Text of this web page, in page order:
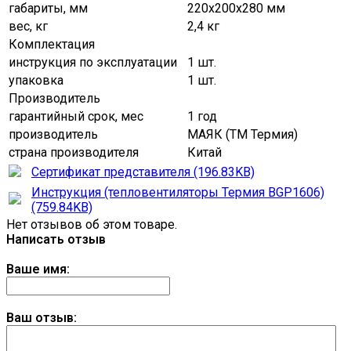
габариты, мм
220х200х280 мм
вес, кг
2,4 кг
Комплектация
инструкция по эксплуатации
1 шт.
упаковка
1 шт.
Производитель
гарантийный срок, мес
1 год
производитель
МАЯК (ТМ Термия)
страна производителя
Китай
Сертификат представителя (196.83KB)
Инструкция (тепловентиляторы Термия BGP1606)
(759.84KB)
Нет отзывов об этом товаре.
Написать отзыв
Ваше имя:
Ваш отзыв: